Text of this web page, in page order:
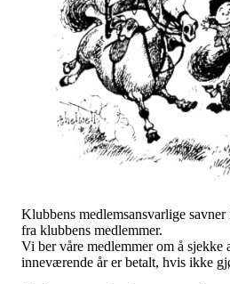
Klubbens medlemsansvarlige
fra klubbens medlemmer.
Vi ber våre medlemmer om å sjekke
inneværende år er betalt, hvis ikke